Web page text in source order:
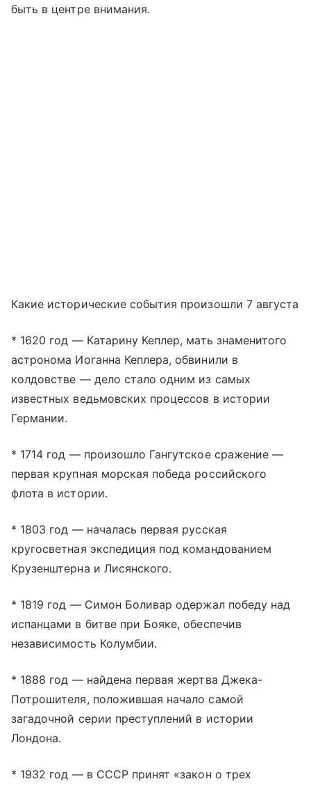
быть в центре внимания.
Какие исторические события произошли 7 августа
* 1620 год — Катарину Кеплер, мать знаменитого
астронома Иоганна Кеплера, обвинили в
колдовстве — дело стало одним из самых
известных ведьмовских процессов в истории
Германии.
* 1714 год — произошло Гангутское сражение —
первая крупная морская победа российского
флота в истории.
* 1803 год — началась первая русская
кругосветная экспедиция под командованием
Крузенштерна и Лисянского.
* 1819 год — Симон Боливар одержал победу над
испанцами в битве при Бояке, обеспечив
независимость Колумбии.
* 1888 год — найдена первая жертва Джека-
Потрошителя, положившая начало самой
загадочной серии преступлений в истории
Лондона.
* 1932 год — в СССР принят «закон о трех